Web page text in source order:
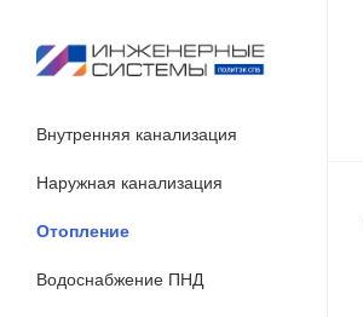
Внутренняя канализация
Наружная канализация
Отопление
Водоснабжение ПНД